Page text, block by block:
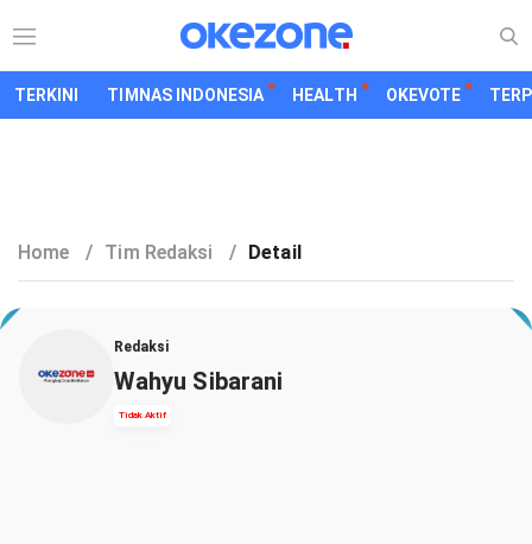
TERKINI TIMNAS INDONESIA HEALTH OKEVOTE
Home / Tim Redaksi / Detail
Redaksi
Wahyu Sibarani
Tidak Aktif